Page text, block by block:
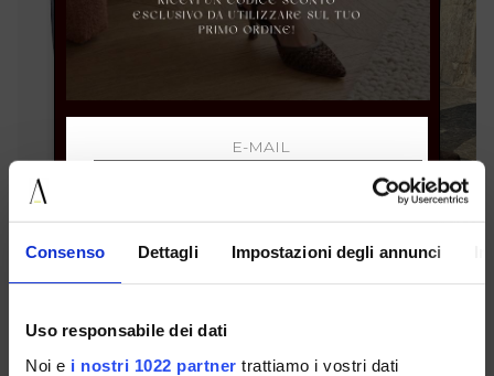
Consenso Dettagli Impostazioni degli annunci
Uso responsabile dei dati
Noi e i nostri 1022 partner trattiamo i vostri dati
39 40 41